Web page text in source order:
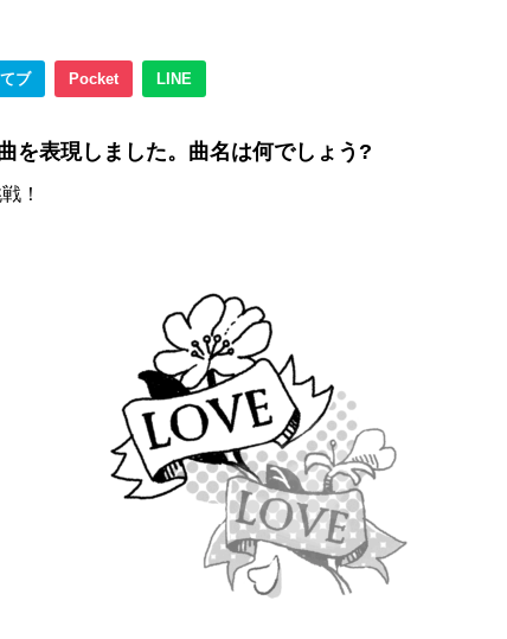
ブ Pocket LINE
を表現しました。曲名は何でしょう?
！